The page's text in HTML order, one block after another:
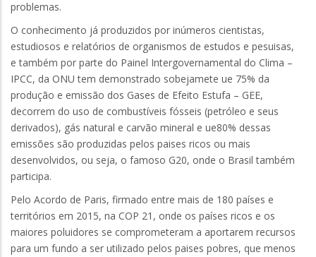
problemas.
O conhecimento já produzidos por inúmeros cientistas,
estudiosos e relatórios de organismos de estudos e pesuisas,
e também por parte do Painel Intergovernamental do Clima –
IPCC, da ONU tem demonstrado sobejamete ue 75% da
produção e emissão dos Gases de Efeito Estufa – GEE,
decorrem do uso de combustíveis fósseis (petróleo e seus
derivados), gás natural e carvão mineral e ue80% dessas
emissões são produzidas pelos paises ricos ou mais
desenvolvidos, ou seja, o famoso G20, onde o Brasil também
participa.
Pelo Acordo de Paris, firmado entre mais de 180 países e
territórios em 2015, na COP 21, onde os países ricos e os
maiores poluidores se comprometeram a aportarem recursos
para um fundo a ser utilizado pelos paises pobres, que menos